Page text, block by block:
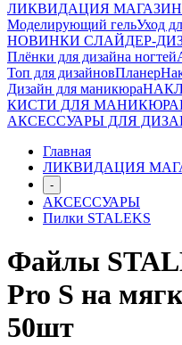
ЛИКВИДАЦИЯ
Моделирующий гельУход
НОВИНКИ СЛАЙДЕР-
Плёнки для дизайна ногтей
Топ для дизайновПланер
Дизайн для маникюра
КИСТИ ДЛЯ МАНИКЮРА
АКСЕССУАРЫ ДЛЯ
Главная
ЛИКВИДАЦИЯ
-
АКСЕССУАРЫ
Пилки STALEKS
Файлы
Pro S на
50шт